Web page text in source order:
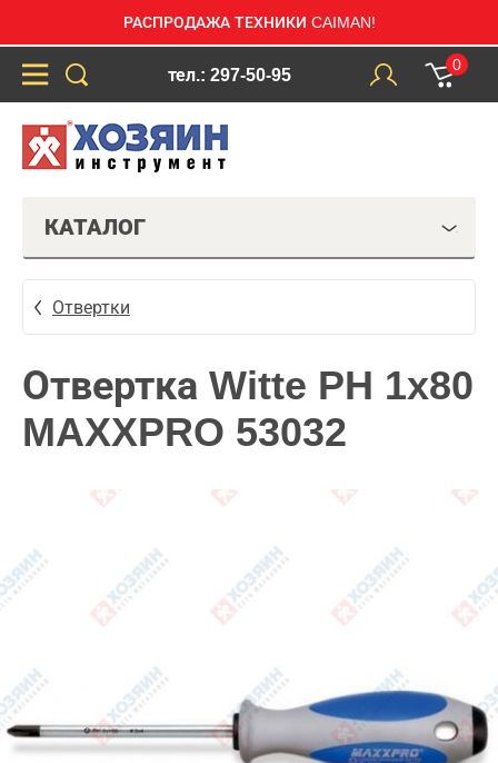
РАСПРОДАЖА ТЕХНИКИ CAIMAN!
тел.: 297-50-95
0
КАТАЛОГ
Отвертки
Отвертка Witte PH 1x80
MAXXPRO 53032